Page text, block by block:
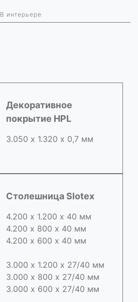
В интерьере
Декоративное
покрытие HPL
3.050 х 1.320 х 0,7 мм
Столешница Slotex
4.200 х 1.200 х 40 мм
4.200 х 800 х 40 мм
4.200 х 600 х 40 мм
3.000 х 1.200 х 27/40 мм
3.000 х 800 х 27/40 мм
3.000 х 600 х 27/40 мм